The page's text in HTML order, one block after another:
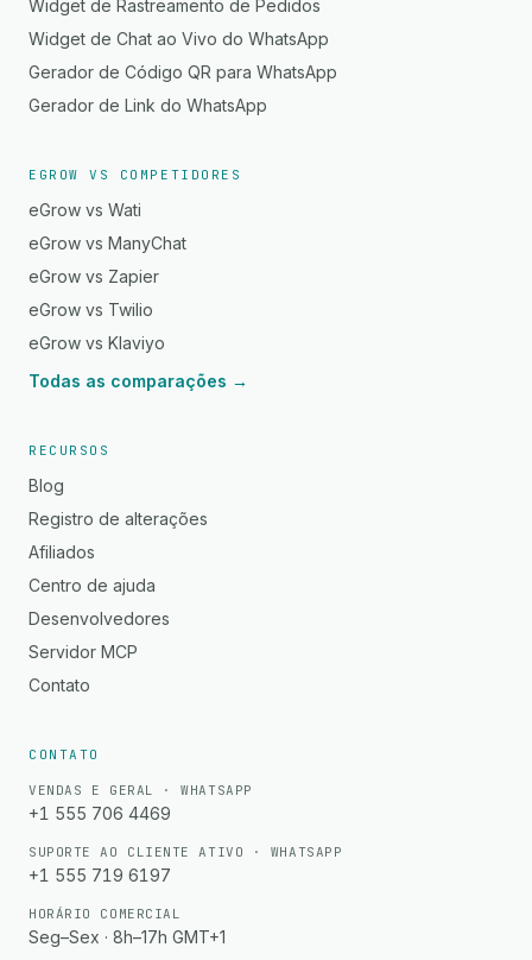
Widget de Rastreamento de Pedidos
Widget de Chat ao Vivo do WhatsApp
Gerador de Código QR para WhatsApp
Gerador de Link do WhatsApp
EGROW VS COMPETIDORES
eGrow vs Wati
eGrow vs ManyChat
eGrow vs Zapier
eGrow vs Twilio
eGrow vs Klaviyo
Todas as comparações →
RECURSOS
Blog
Registro de alterações
Afiliados
Centro de ajuda
Desenvolvedores
Servidor MCP
Contato
CONTATO
VENDAS E GERAL · WHATSAPP
+1 555 706 4469
SUPORTE AO CLIENTE ATIVO · WHATSAPP
+1 555 719 6197
HORÁRIO COMERCIAL
Seg–Sex · 8h–17h GMT+1